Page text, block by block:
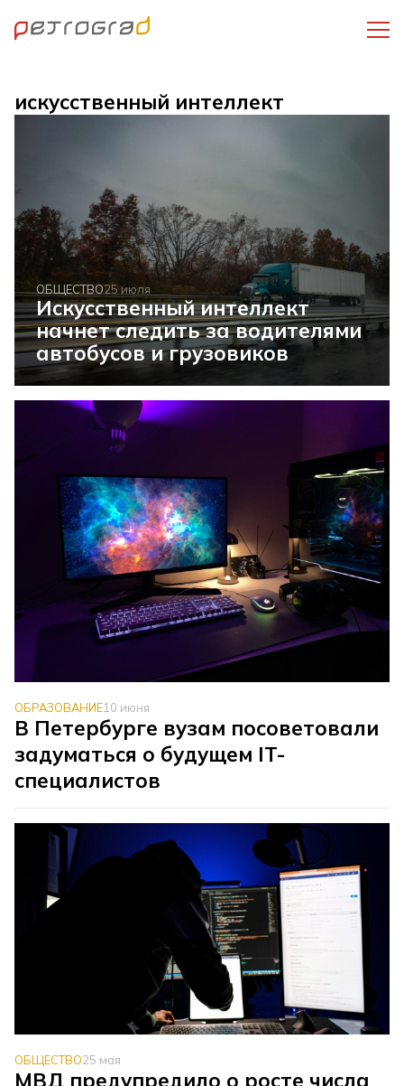
искусственный интеллект
ОБЩЕСТВО25 июля
Искусственный интеллект
начнет следить за водителями
автобусов и грузовиков
ОБРАЗОВАНИЕ10 июня
В Петербурге вузам посоветовали
задуматься о будущем IT-
специалистов
ОБЩЕСТВО25 мая
МВД предупредило о росте числа